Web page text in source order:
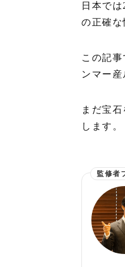
日本で
の正確な
この記
ンマー
まだ宝
します